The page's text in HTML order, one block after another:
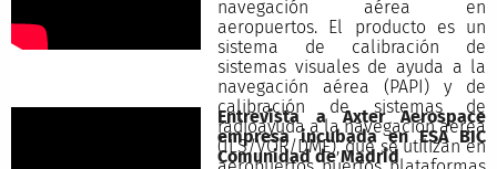
navegación aérea en
aeropuertos. El producto es un
sistema de calibración de
sistemas visuales de ayuda a la
navegación aérea (PAPI) y de
calibración de sistemas de
radioayuda a la navegación aérea
(ILS/VOR/DME), que se utilizan en
Entrevista a Axter Aerospace
empresa incubada en ESA BIC
Comunidad de Madrid